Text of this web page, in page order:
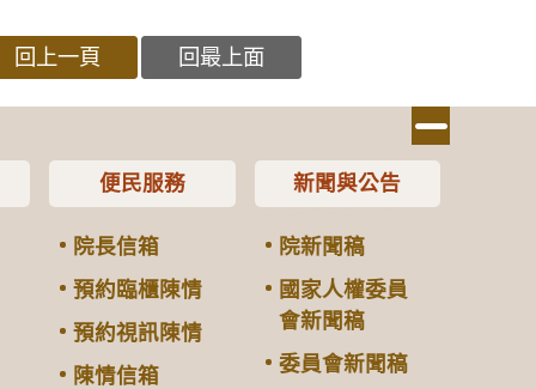
回上一頁 回最上面
便民服務
院長信箱
預約臨櫃陳情
預約視訊陳情
陳情信箱
新聞與公告
院新聞稿
國家人權委員
會新聞稿
委員會新聞稿